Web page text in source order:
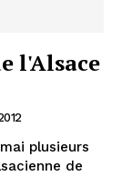
l'Alsace
plusieurs
de